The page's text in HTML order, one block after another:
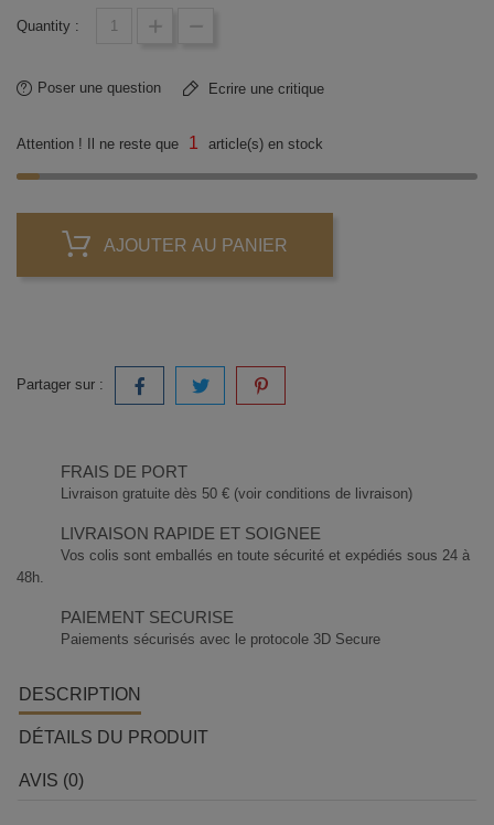
Quantity :
Poser une question Ecrire une critique
Attention ! Il ne reste que 1 article(s) en stock
AJOUTER AU PANIER
Partager sur :
FRAIS DE PORT
Livraison gratuite dès 50 € (voir conditions de livraison)
LIVRAISON RAPIDE ET SOIGNEE
Vos colis sont emballés en toute sécurité et expédiés sous 24 à
48h.
PAIEMENT SECURISE
Paiements sécurisés avec le protocole 3D Secure
DESCRIPTION
DÉTAILS DU PRODUIT
AVIS (0)